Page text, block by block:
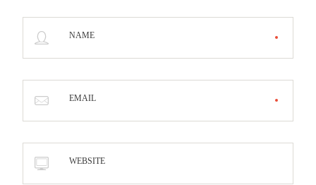
NAME
EMAIL
WEBSITE